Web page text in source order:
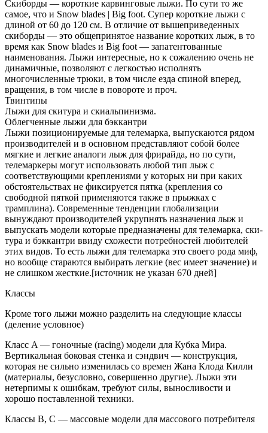
Скиборды — короткие карвинговые лыжи. По сути то же
самое, что и Snow blades | Big foot. Супер короткие лыжи с
длиной от 60 до 120 см. В отличие от вышеприведенных
скиборды — это общепринятое название коротких лыж, в то
время как Snow blades и Big foot — запатентованные
наименования. Лыжи интересные, но к сожалению очень не
динамичные, позволяют с легкостью исполнять
многочисленные трюки, в том числе езда спиной вперед,
вращения, в том числе в повороте и проч.
Твинтипы
Лыжи для скитура и скиальпинизма.
Облегченные лыжи для бэккантри
Лыжи позиционируемые для телемарка, выпускаются рядом
производителей и в основном представляют собой более
мягкие и легкие аналоги лыж для фрирайда, но по сути,
телемаркеры могут использовать любой тип лыж с
соответствующими креплениями у которых ни при каких
обстоятельствах не фиксируется пятка (крепления со
свободной пяткой применяются также в прыжках с
трамплина). Современные тенденции глобализации
вынуждают производителей укрупнять назначения лыж и
выпускать модели которые предназначены для телемарка, ски-
тура и бэккантри ввиду схожести потребностей любителей
этих видов. То есть лыжи для телемарка это своего рода миф,
но вообще стараются выбирать легкие (вес имеет значение) и
не слишком жесткие.[источник не указан 670 дней]
Классы
Кроме того лыжи можно разделить на следующие классы
(деление условное)
Класс A — гоночные (racing) модели для Кубка Мира.
Вертикальная боковая стенка и сэндвич — конструкция,
которая не сильно изменилась со времен Жана Клода Килли
(материалы, безусловно, совершенно другие). Лыжи эти
нетерпимы к ошибкам, требуют силы, выносливости и
хорошо поставленной техники.
Классы B, C — массовые модели для массового потребителя